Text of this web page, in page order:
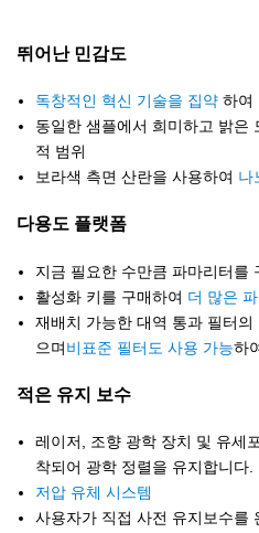
뛰어난 민감도
독창적인 혁신 기술을 집약 하여
동일한 샘플에서 희미하고 밝은
적 범위
보라색 측면 산란을 사용하여 나
다용도 플랫폼
지금 필요한 수만큼 파마리터를
활성화 키를 구매하여 더 많은
재배치 가능한 대역 통과 필터
으며비표준 필터도 사용 가능하
적은 유지 보수
레이저, 조향 광학 장치 및 유세
착되어 광학 정렬을 유지합니다.
저압 유체 시스템
사용자가 직접 사전 유지보수를